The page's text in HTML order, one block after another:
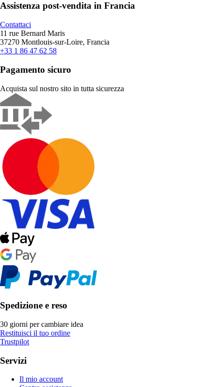
Assistenza post-vendita in Francia
Contattaci
11 rue Bernard Maris
37270 Montlouis-sur-Loire, Francia
+33 1 86 47 62 58
Pagamento sicuro
Acquista sul nostro sito in tutta sicurezza
Spedizione e reso
30 giorni per cambiare idea
Restituisci il tuo ordine
Trustpilot
Servizi
Il mio account